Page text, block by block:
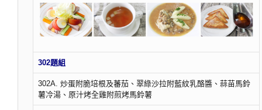
302題組
302A. 炒蛋附脆培根及蕃茄、翠綠沙拉附藍紋乳酪醬、蒜苗馬鈴
薯冷湯、原汁烤全雞附煎烤馬鈴薯